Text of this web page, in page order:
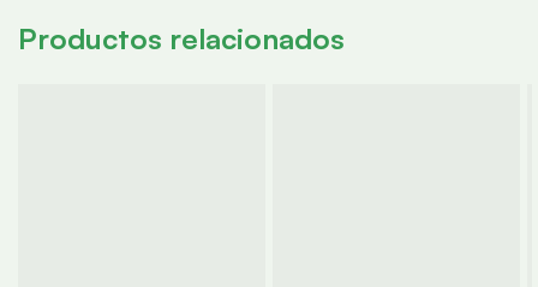
Productos relacionados